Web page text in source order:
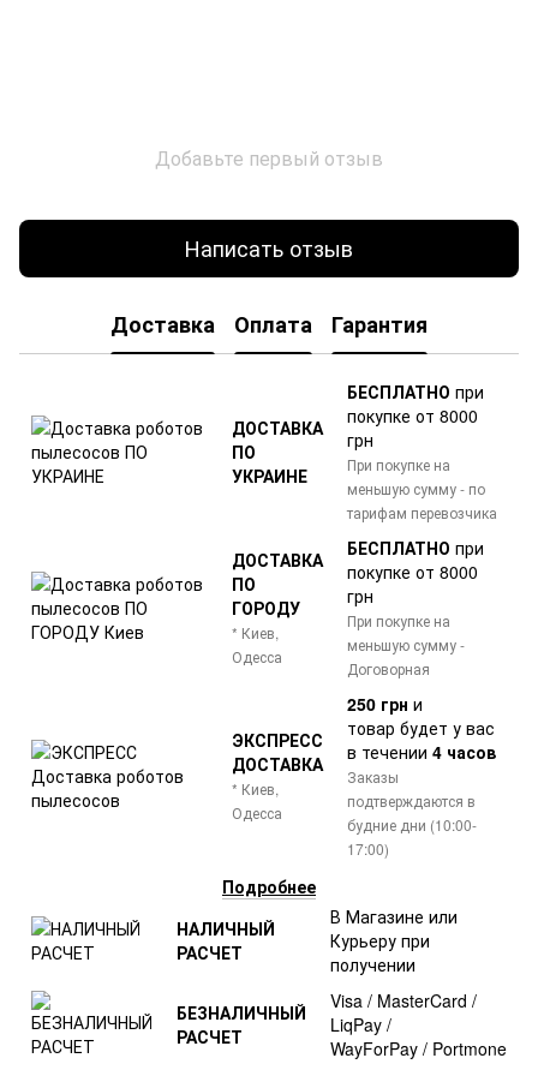
Добавьте первый отзыв
Написать отзыв
Доставка Оплата Гарантия
ДОСТАВКА
ПО
УКРАИНЕ
БЕСПЛАТНО при
покупке от 8000
грн
При покупке на
меньшую сумму - по
тарифам перевозчика
ДОСТАВКА
ПО
ГОРОДУ
* Киев,
Одесса
БЕСПЛАТНО при
покупке от 8000
грн
При покупке на
меньшую сумму -
Договорная
ЭКСПРЕСС
ДОСТАВКА
* Киев,
Одесса
250 грн и
товар будет у вас
в течении 4 часов
Заказы
подтверждаются в
будние дни (10:00-
17:00)
Подробнее
НАЛИЧНЫЙ
РАСЧЕТ
В Магазине или
Курьеру при
получении
БЕЗНАЛИЧНЫЙ
РАСЧЕТ
Visa / MasterCard /
LiqPay /
WayForPay / Portmone